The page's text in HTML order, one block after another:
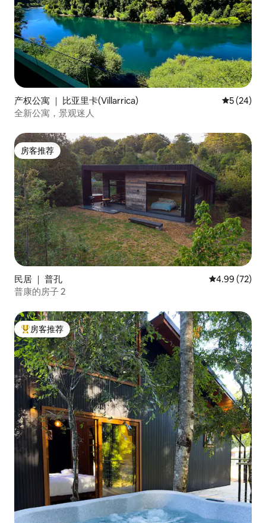
产权公寓 ｜ 比亚里卡(Villarrica) 平均评分
5 (24)
全新公寓，景观迷人
房客推荐
房客推荐
民居 ｜ 普孔 平均评分
4.99 (72)
普康的房子 2
热门「房客推荐」
房客推荐